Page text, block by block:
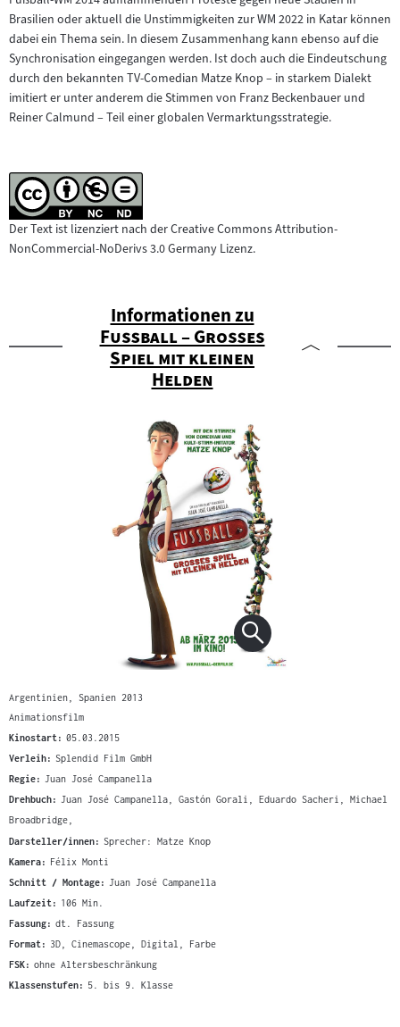
Brasilien oder aktuell die Unstimmigkeiten zur WM 2022 in Katar können
dabei ein Thema sein. In diesem Zusammenhang kann ebenso auf die
Synchronisation eingegangen werden. Ist doch auch die Eindeutschung
durch den bekannten TV-Comedian Matze Knop – in starkem Dialekt
imitiert er unter anderem die Stimmen von Franz Beckenbauer und
Reiner Calmund – Teil einer globalen Vermarktungsstrategie.
Der Text ist lizenziert nach der Creative Commons Attribution-
NonCommercial-NoDerivs 3.0 Germany Lizenz.
Informationen zu
"
Fußball – Großes
Spiel mit kleinen
Helden
Argentinien, Spanien 2013
Animationsfilm
Kinostart: 05.03.2015
Verleih: Splendid Film GmbH
Regie: Juan José Campanella
Drehbuch: Juan José Campanella, Gastón Gorali, Eduardo Sacheri, Michael
Broadbridge,
Darsteller/innen: Sprecher: Matze Knop
Kamera: Félix Monti
Schnitt / Montage: Juan José Campanella
Laufzeit: 106 Min.
Fassung: dt. Fassung
Format: 3D, Cinemascope, Digital, Farbe
FSK: ohne Altersbeschränkung
Klassenstufen: 5. bis 9. Klasse